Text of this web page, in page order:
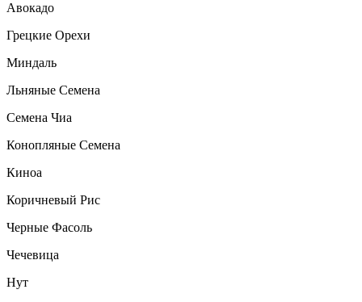
Авокадо
Грецкие Орехи
Миндаль
Льняные Семена
Семена Чиа
Конопляные Семена
Киноа
Коричневый Рис
Черные Фасоль
Чечевица
Нут